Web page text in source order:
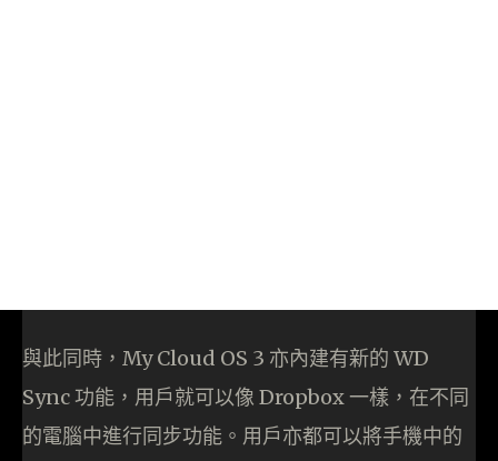
與此同時，My Cloud OS 3 亦內建有新的 WD
Sync 功能，用戶就可以像 Dropbox 一樣，在不同
的電腦中進行同步功能。用戶亦都可以將手機中的